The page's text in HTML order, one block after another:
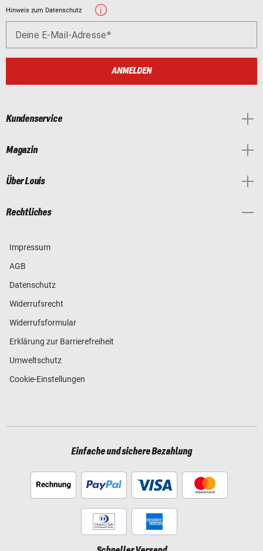
Hinweis zum Datenschutz
Deine E-Mail-Adresse
ANMELDEN
Kundenservice
Magazin
Über Louis
Rechtliches
Impressum
AGB
Datenschutz
Widerrufsrecht
Widerrufsformular
Erklärung zur Barrierefreiheit
Umweltschutz
Cookie-Einstellungen
Einfache und sichere Bezahlung